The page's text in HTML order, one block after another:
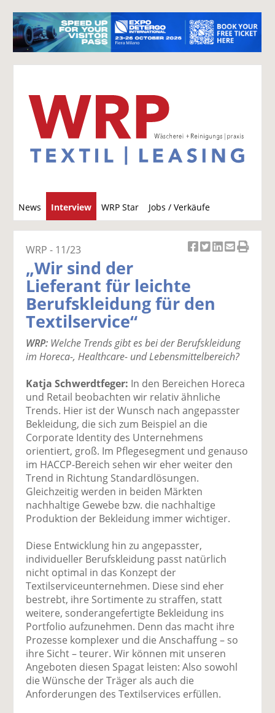
News Interview WRP Star Jobs / Verkäufe
u
c
k
el
a
F
ac
b
o
o
k
te
il
e
n
el
t
tt
er
el
a
Li
n
e
di
n
e
n
E
m
l
er
d
e
ck
e
WRP - 11/23
„Wir sind der
Lieferant für leichte
Berufskleidung für den
Textilservice“
WRP: Welche Trends gibt es bei der Berufskleidung
im Horeca-, Healthcare- und Lebensmittelbereich?
Katja Schwerdtfeger: In den Bereichen Horeca
und Retail beobachten wir relativ ähnliche
Trends. Hier ist der Wunsch nach angepasster
Bekleidung, die sich zum Beispiel an die
Corporate Identity des Unternehmens
orientiert, groß. Im Pflegesegment und genauso
im HACCP-Bereich sehen wir eher weiter den
Trend in Richtung Standardlösungen.
Gleichzeitig werden in beiden Märkten
nachhaltige Gewebe bzw. die nachhaltige
Produktion der Bekleidung immer wichtiger.
Diese Entwicklung hin zu angepasster,
individueller Berufskleidung passt natürlich
nicht optimal in das Konzept der
Textilserviceunternehmen. Diese sind eher
bestrebt, ihre Sortimente zu straffen, statt
weitere, sonderangefertigte Bekleidung ins
Portfolio aufzunehmen. Denn das macht ihre
Prozesse komplexer und die Anschaffung – so
ihre Sicht – teurer. Wir können mit unseren
Angeboten diesen Spagat leisten: Also sowohl
die Wünsche der Träger als auch die
Anforderungen des Textilservices erfüllen.